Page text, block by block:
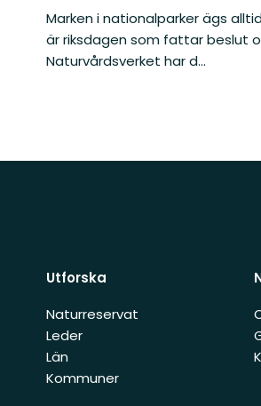
Marken i nationalparker ägs
är riksdagen som fattar beslut
Naturvårdsverket har d...
Utforska
Naturreservat
Leder
Län
Kommuner